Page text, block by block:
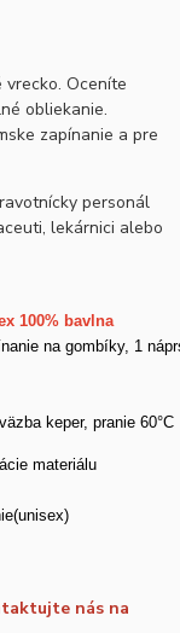
Oceníte
obliekanie.
zapínanie a pre
personál
lekárnici alebo
100% bavlna
na gombíky, 1
keper, pranie 60°C
materiálu
nás na